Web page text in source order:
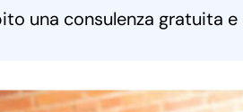
una consulenza gratuita e